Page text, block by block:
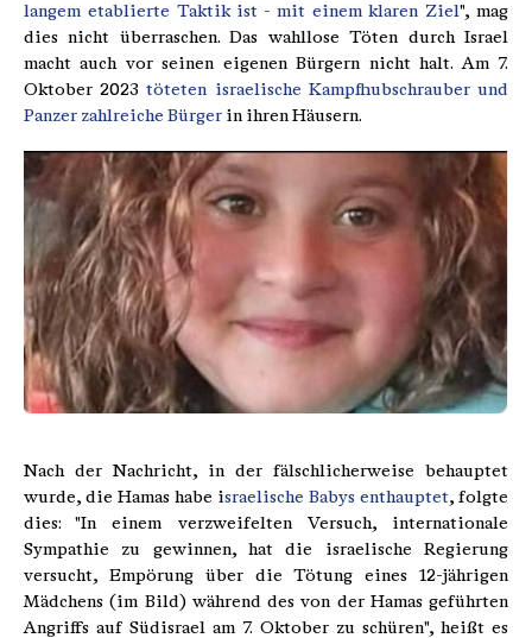
langem etablierte Taktik ist - mit einem klaren Ziel", mag
dies nicht überraschen. Das wahllose Töten durch Israel
macht auch vor seinen eigenen Bürgern nicht halt. Am 7.
Oktober 2023töteten israelische Kampfhubschrauber und
Panzer zahlreiche Bürger in ihren Häusern.
Nach der Nachricht, in der fälschlicherweise behauptet
wurde, die Hamas habe israelische Babys enthauptet, folgte
dies: "In einem verzweifelten Versuch, internationale
Sympathie zu gewinnen, hat die israelische Regierung
versucht, Empörung über die Tötung eines 12-jährigen
Mädchens (im Bild) während des von der Hamas geführten
Angriffs auf Südisrael am 7. Oktober zu schüren", heißt es